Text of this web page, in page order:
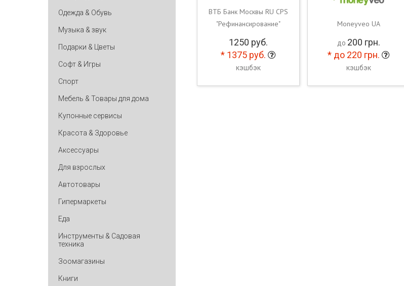
Одежда & Обувь
Музыка & звук
Подарки & Цветы
Софт & Игры
Спорт
Мебель & Товары для дома
Купонные сервисы
Красота & Здоровье
Аксессуары
Для взрослых
Автотовары
Гипермаркеты
Еда
Инструменты & Садовая
техника
Зоомагазины
Книги
ВТБ Банк Москвы RU CPS
"Рефинансирование"
1250 руб.
* 1375 руб.
кэшбэк
Moneyveo UA
до 200 грн.
* до 220 грн.
кэшбэк